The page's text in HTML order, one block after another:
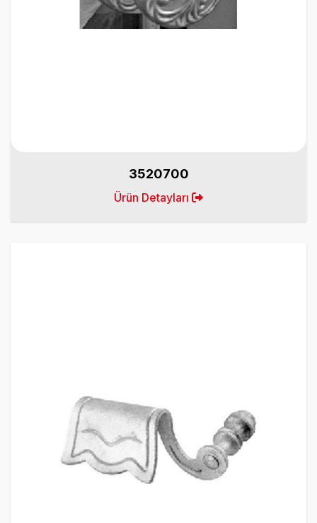
3520700
Ürün Detayları